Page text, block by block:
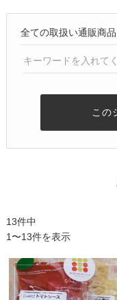
この
13件中
1〜13件を表示